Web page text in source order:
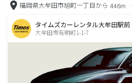
福岡県大牟田市旭町一丁目から 446m
タイムズカーレンタル大牟田駅前
大牟田市有明町1-1-7